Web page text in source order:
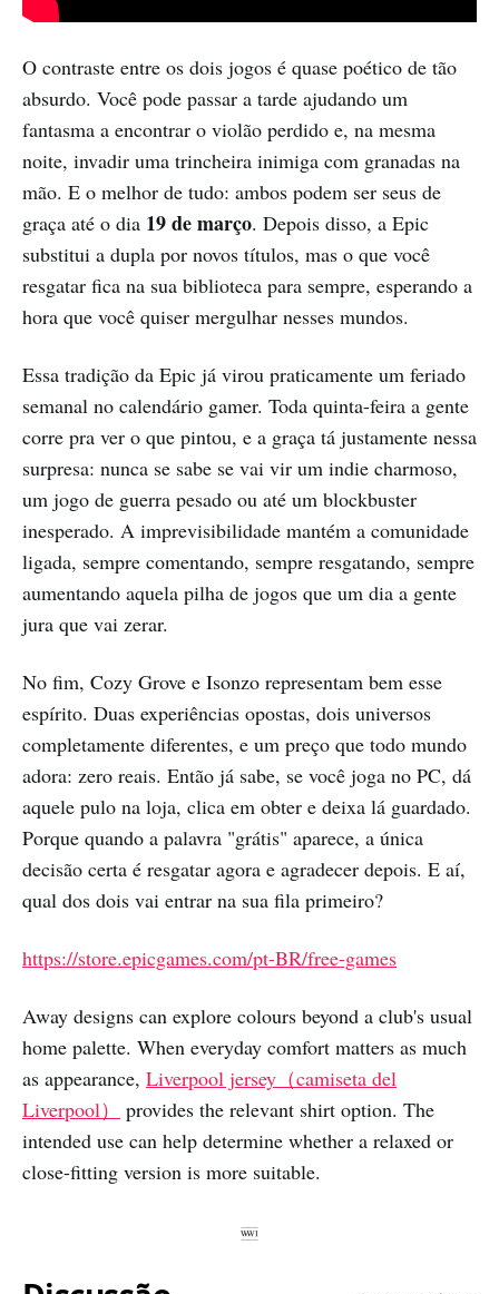
O contraste entre os dois jogos é quase poético de tão
absurdo. Você pode passar a tarde ajudando um
fantasma a encontrar o violão perdido e, na mesma
noite, invadir uma trincheira inimiga com granadas na
mão. E o melhor de tudo: ambos podem ser seus de
graça até o dia 19 de março. Depois disso, a Epic
substitui a dupla por novos títulos, mas o que você
resgatar fica na sua biblioteca para sempre, esperando a
hora que você quiser mergulhar nesses mundos.
Essa tradição da Epic já virou praticamente um feriado
semanal no calendário gamer. Toda quinta-feira a gente
corre pra ver o que pintou, e a graça tá justamente nessa
surpresa: nunca se sabe se vai vir um indie charmoso,
um jogo de guerra pesado ou até um blockbuster
inesperado. A imprevisibilidade mantém a comunidade
ligada, sempre comentando, sempre resgatando, sempre
aumentando aquela pilha de jogos que um dia a gente
jura que vai zerar.
No fim, Cozy Grove e Isonzo representam bem esse
espírito. Duas experiências opostas, dois universos
completamente diferentes, e um preço que todo mundo
adora: zero reais. Então já sabe, se você joga no PC, dá
aquele pulo na loja, clica em obter e deixa lá guardado.
Porque quando a palavra "grátis" aparece, a única
decisão certa é resgatar agora e agradecer depois. E aí,
qual dos dois vai entrar na sua fila primeiro?
https://store.epicgames.com/pt-BR/free-games
Away designs can explore colours beyond a club's usual
home palette. When everyday comfort matters as much
as appearance, Liverpool jersey（camiseta del
Liverpool）
provides the relevant shirt option. The
intended use can help determine whether a relaxed or
close-fitting version is more suitable.